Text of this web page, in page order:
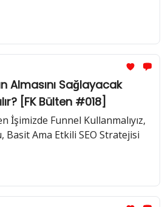
Almasını Sağlayacak
[FK Bülten #018]
İşimizde Funnel Kullanmalıyız,
Basit Ama Etkili SEO Stratejisi